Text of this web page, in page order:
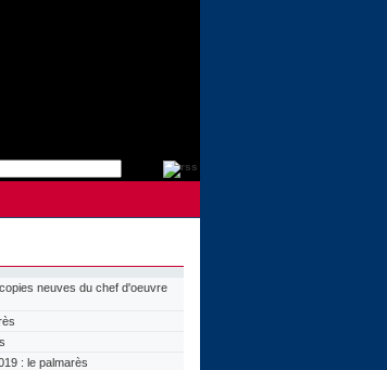
neuves du chef d'oeuvre
: le palmarès